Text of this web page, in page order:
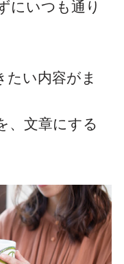
にいつも通り
たい内容がま
、文章にする